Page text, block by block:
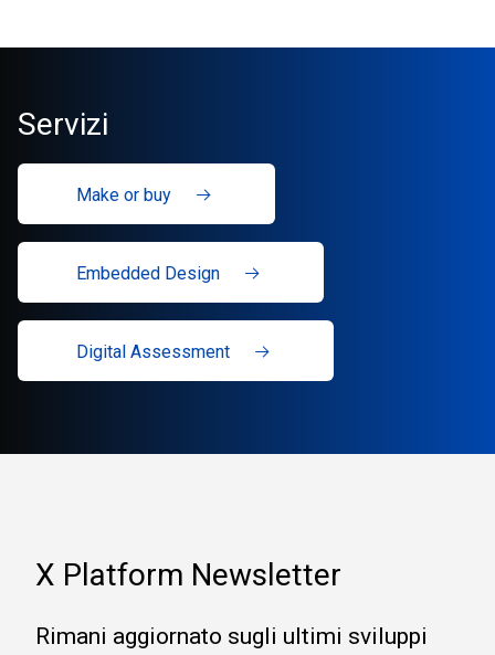
Servizi
Make or buy
Embedded Design
Digital Assessment
X Platform Newsletter
Rimani aggiornato sugli ultimi sviluppi